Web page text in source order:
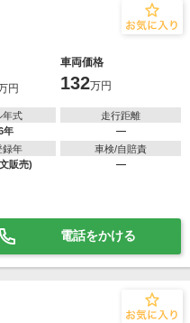
車両価格
円 132万円
年式
年
走行距離
―
録年
販売)
車検/自賠責
―
電話をかける